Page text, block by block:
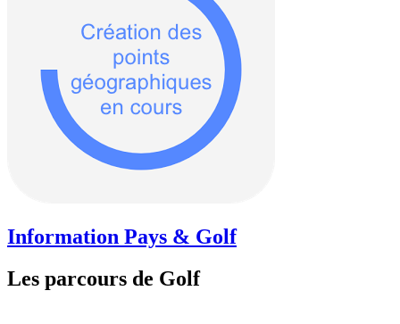
Information Pays & Golf
Les parcours de Golf